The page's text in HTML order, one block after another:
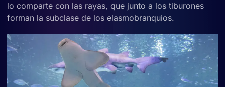
lo comparte con las rayas, que junto a los tiburones
forman la subclase de los elasmobranquios.